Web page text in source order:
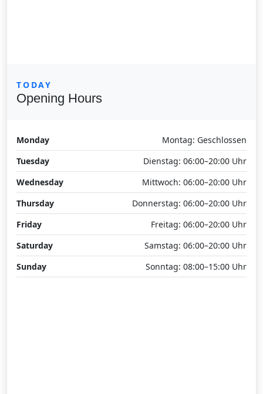
TODAY
Opening Hours
Monday
Montag: Geschlossen
Tuesday
Dienstag: 06:00–20:00 Uhr
Wednesday
Mittwoch: 06:00–20:00 Uhr
Thursday
Donnerstag: 06:00–20:00 Uhr
Friday
Freitag: 06:00–20:00 Uhr
Saturday
Samstag: 06:00–20:00 Uhr
Sunday
Sonntag: 08:00–15:00 Uhr